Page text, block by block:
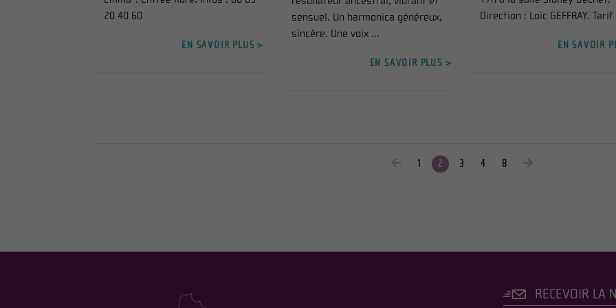
20 40 60
EN SAVOIR PLUS >
sensuel. Un harmonica généreux,
sincère. Une voix ...
EN SAVOIR PLUS >
Direction : Loïc GEFFRAY. Tarif
EN SAVOIR
1 2 3 4 8
RECEVOIR LA